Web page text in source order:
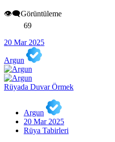
👁️‍🗨️Görüntüleme
69
20 Mar 2025
Argun
Rüyada Duvar Örmek
Argun
20 Mar 2025
Rüya Tabirleri